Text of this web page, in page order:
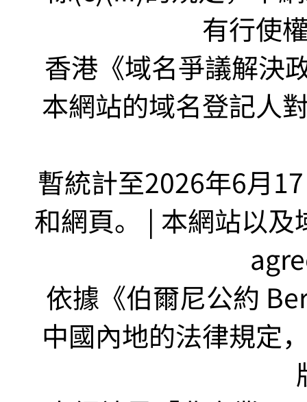
有行使
香港《域名爭議解決
本網站的域名登記人
暫統計至2026年6月
和網頁。 | 本網站以
依據《伯爾尼公約
中國內地的法律規定